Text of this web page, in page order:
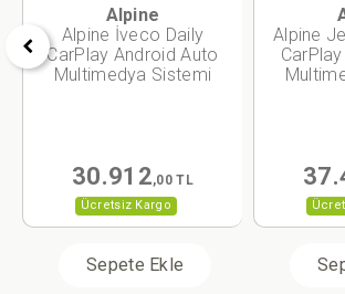
Ücretsiz Kargo
Alpine
Alpine İveco Daily
CarPlay Android Auto
Multimedya Sistemi
30.912,00 TL
Sepete Ekle
Alpine